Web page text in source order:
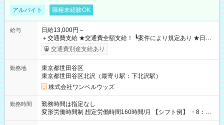
アルバイト 職種未経験OK
給与
日給13,000円～
＋交通費支給 ★交通費全額支給！ ┗案件により規定あり ★日払
いOK！（規定あり） ┗働いたその日に現金GET♪ お仕事後はコ
ンビニATMから 日払い分を引き落とせます！ 【試用期間】試
交通費別途支給あり
勤務地
東京都世田谷区
東京都世田谷区北沢（最寄り駅：下北沢駅）
株式会社ワンベルウッズ
勤務時間
勤務時間は指定なし
変形労働時間制 想定労働時間160時間/月 【シフト例】 ・8：00
～21：00